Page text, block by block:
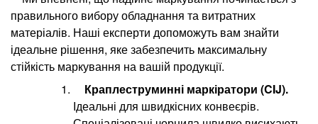
правильного вибору обладнання та витратних
матеріалів. Наші експерти допоможуть вам знайти
ідеальне рішення, яке забезпечить максимальну
стійкість маркування на вашій продукції.
Краплеструминні маркіратори (CIJ).
Ідеальні для швидкісних конвеєрів.